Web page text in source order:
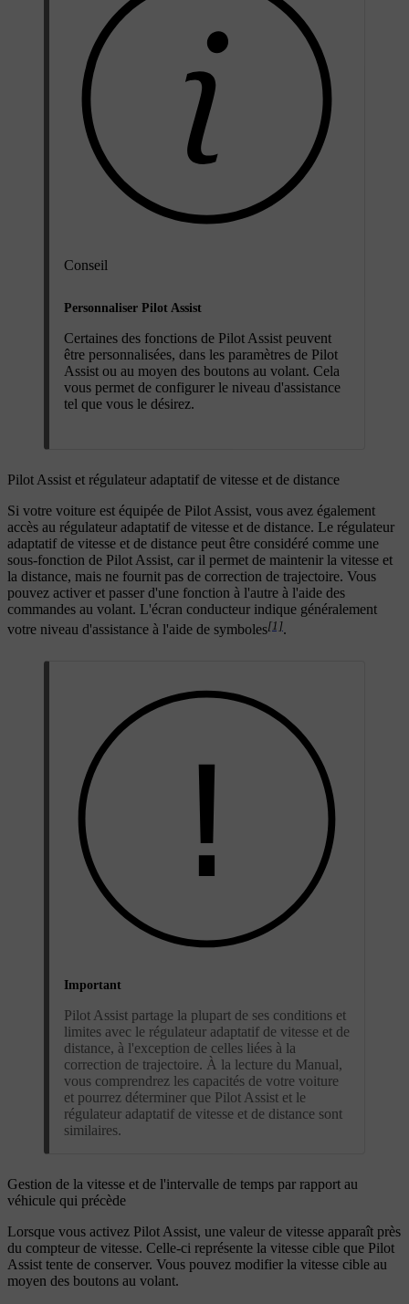
Conseil
Personnaliser Pilot Assist
Certaines des fonctions de Pilot Assist peuvent
être personnalisées, dans les paramètres de Pilot
Assist ou au moyen des boutons au volant. Cela
vous permet de configurer le niveau d'assistance
tel que vous le désirez.
Pilot Assist et régulateur adaptatif de vitesse et de distance
Si votre voiture est équipée de Pilot Assist, vous avez également
accès au régulateur adaptatif de vitesse et de distance. Le régulateur
adaptatif de vitesse et de distance peut être considéré comme une
sous-fonction de Pilot Assist, car il permet de maintenir la vitesse et
la distance, mais ne fournit pas de correction de trajectoire. Vous
pouvez activer et passer d'une fonction à l'autre à l'aide des
commandes au volant. L'écran conducteur indique généralement
votre niveau d'assistance à l'aide de symboles[1].
Important
Pilot Assist partage la plupart de ses conditions et
limites avec le régulateur adaptatif de vitesse et de
distance, à l'exception de celles liées à la
correction de trajectoire. À la lecture du Manual,
vous comprendrez les capacités de votre voiture
et pourrez déterminer que Pilot Assist et le
régulateur adaptatif de vitesse et de distance sont
similaires.
Gestion de la vitesse et de l'intervalle de temps par rapport au
véhicule qui précède
Lorsque vous activez Pilot Assist, une valeur de vitesse apparaît près
du compteur de vitesse. Celle-ci représente la vitesse cible que Pilot
Assist tente de conserver. Vous pouvez modifier la vitesse cible au
moyen des boutons au volant.